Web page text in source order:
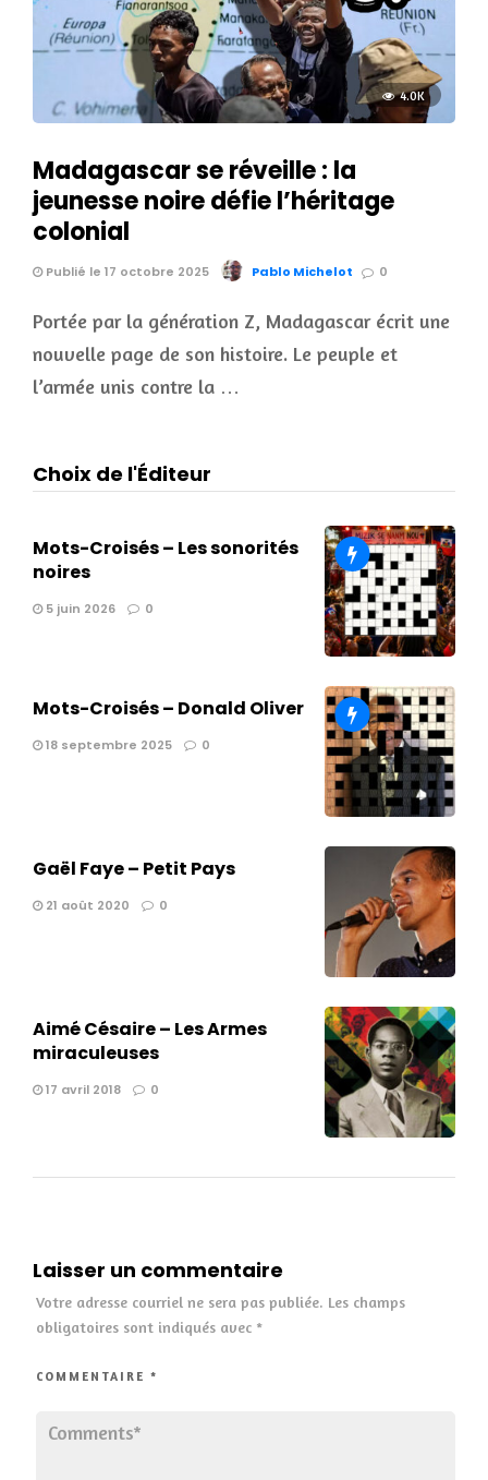
4.0K
Madagascar se réveille : la
jeunesse noire défie l’héritage
colonial
Publié le 17 octobre 2025 Pablo Michelot 0
Portée par la génération Z, Madagascar écrit une
nouvelle page de son histoire. Le peuple et
l’armée unis contre la …
Choix de l'Éditeur
Mots-Croisés – Les sonorités
noires
5 juin 2026 0
Mots-Croisés – Donald Oliver
18 septembre 2025 0
Gaël Faye – Petit Pays
21 août 2020 0
Aimé Césaire – Les Armes
miraculeuses
17 avril 2018 0
Laisser un commentaire
Votre adresse courriel ne sera pas publiée. Les champs
obligatoires sont indiqués avec *
COMMENTAIRE *